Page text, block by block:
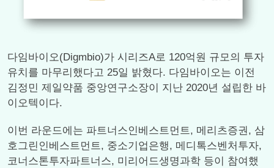
다임바이오(Digmbio)가 시리즈A로 120억원 규모의 투자
유치를 마무리했다고 25일 밝혔다. 다임바이오는 이전
김정민 제일약품 중앙연구소장이 지난 2020년 설립한 바
이오텍이다.
이번 라운드에는 파트너스인베스트먼트, 메리츠증권, 삼
호그린인베스트먼트, 중소기업은행, 메디톡스벤처투자,
코너스톤투자파트너스, 미리어드생명과학 등이 참여했